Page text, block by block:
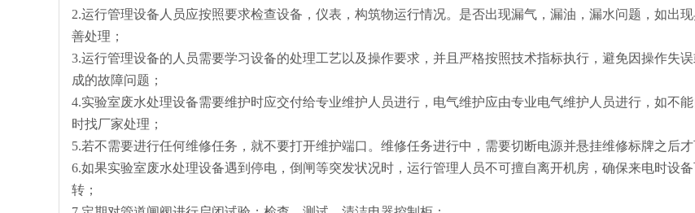
2.运行管理设备人员应按照要求检查设备，仪表，构筑物运行情况。是否出现漏气，漏油，漏水问题，如出
善处理；
3.运行管理设备的人员需要学习设备的处理工艺以及操作要求，并且严格按照技术指标执行，避免因操作失
成的故障问题；
4.实验室废水处理设备需要维护时应交付给专业维护人员进行，电气维护应由专业电气维护人员进行，如不
时找厂家处理；
5.若不需要进行任何维修任务，就不要打开维护端口。维修任务进行中，需要切断电源并悬挂维修标牌之后才
6.如果实验室废水处理设备遇到停电，倒闸等突发状况时，运行管理人员不可擅自离开机房，确保来电时设
转；